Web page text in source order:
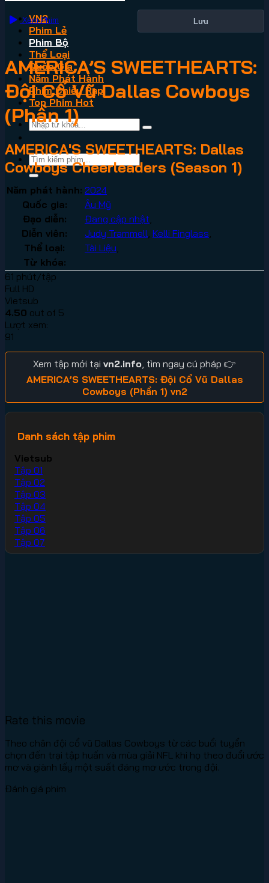
VN2
Phim Lẻ
Phim Bộ
Thể Loại
Quốc Gia
Năm Phát Hành
Phim Chiếu Rạp
Top Phim Hot
Xem Phim Lưu
AMERICA’S SWEETHEARTS:
Đội Cổ Vũ Dallas Cowboys
(Phần 1)
AMERICA'S SWEETHEARTS: Dallas
Cowboys Cheerleaders (Season 1)
Năm phát hành: 2024
Quốc gia:
Âu Mỹ
Đạo diễn:
Đang cập nhật
Diễn viên:
Judy Trammell Kelli Finglass
Thể loại:
Tài Liệu
Từ khóa:
61 phút/tập
Full HD
Vietsub
4.50 out of 5
Lượt xem:
91
Xem tập mới tại vn2.info , tìm ngay cú pháp 👉
AMERICA’S SWEETHEARTS: Đội Cổ Vũ Dallas
Cowboys (Phần 1) vn2
Danh sách tập phim
Vietsub
Tập 01
Tập 02
Tập 03
Tập 04
Tập 05
Tập 06
Tập 07
Rate this movie
Theo chân đội cổ vũ Dallas Cowboys từ các buổi tuyển
chọn đến trại tập huấn và mùa giải NFL khi họ theo đuổi ước
mơ và giành lấy một suất đáng mơ ước trong đội.
Đánh giá phim